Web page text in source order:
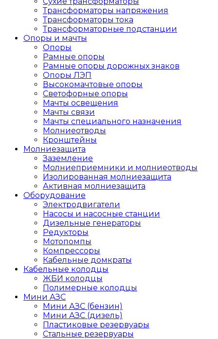
Трансформаторы напряжения
Трансформаторы тока
Трансформаторные подстанции
Опоры и мачты
Опоры
Рамные опоры
Рамные опоры дорожных знаков
Опоры ЛЭП
Высокомачтовые опоры
Светофорные опоры
Мачты освещения
Мачты связи
Мачты специального назначения
Молниеотводы
Кронштейны
Молниезащита
Заземление
Молниеприемники и молниеотводы
Изолированная молниезащита
Активная молниезащита
Оборудование
Электродвигатели
Насосы и насосные станции
Дизельные генераторы
Редукторы
Мотопомпы
Компрессоры
Кабельные домкраты
Кабельные колодцы
ЖБИ колодцы
Полимерные колодцы
Мини АЗС
Мини АЗС (бензин)
Мини АЗС (дизель)
Пластиковые резервуары
Стальные резервуары